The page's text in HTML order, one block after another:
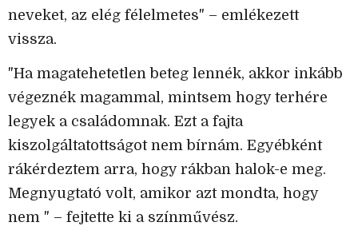
neveket, az elég félelmetes" – emlékezett
vissza.
"Ha magatehetetlen beteg lennék, akkor inkább
végeznék magammal, mintsem hogy terhére
legyek a családomnak. Ezt a fajta
kiszolgáltatottságot nem bírnám. Egyébként
rákérdeztem arra, hogy rákban halok-e meg.
Megnyugtató volt, amikor azt mondta, hogy
nem " – fejtette ki a színművész.